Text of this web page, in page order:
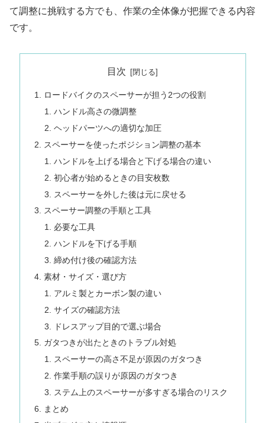
て調整に挑戦する方でも、作業の全体像が把握できる内容
です。
目次
ロードバイクのスペーサーが担う2つの役割
ハンドル高さの微調整
ヘッドパーツへの適切な加圧
スペーサーを使ったポジション調整の基本
ハンドルを上げる場合と下げる場合の違い
初心者が始めるときの目安枚数
スペーサーを外した後は元に戻せる
スペーサー調整の手順と工具
必要な工具
ハンドルを下げる手順
締め付け後の確認方法
素材・サイズ・選び方
アルミ製とカーボン製の違い
サイズの確認方法
ドレスアップ目的で選ぶ場合
ガタつきが出たときのトラブル対処
スペーサーの高さ不足が原因のガタつき
作業手順の誤りが原因のガタつき
ステム上のスペーサーが多すぎる場合のリスク
まとめ